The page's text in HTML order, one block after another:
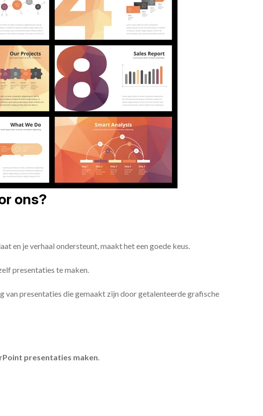
ons?
en je verhaal ondersteunt, maakt het een goede keus.
presentaties te maken.
presentaties die gemaakt zijn door getalenteerde grafische
presentaties maken.